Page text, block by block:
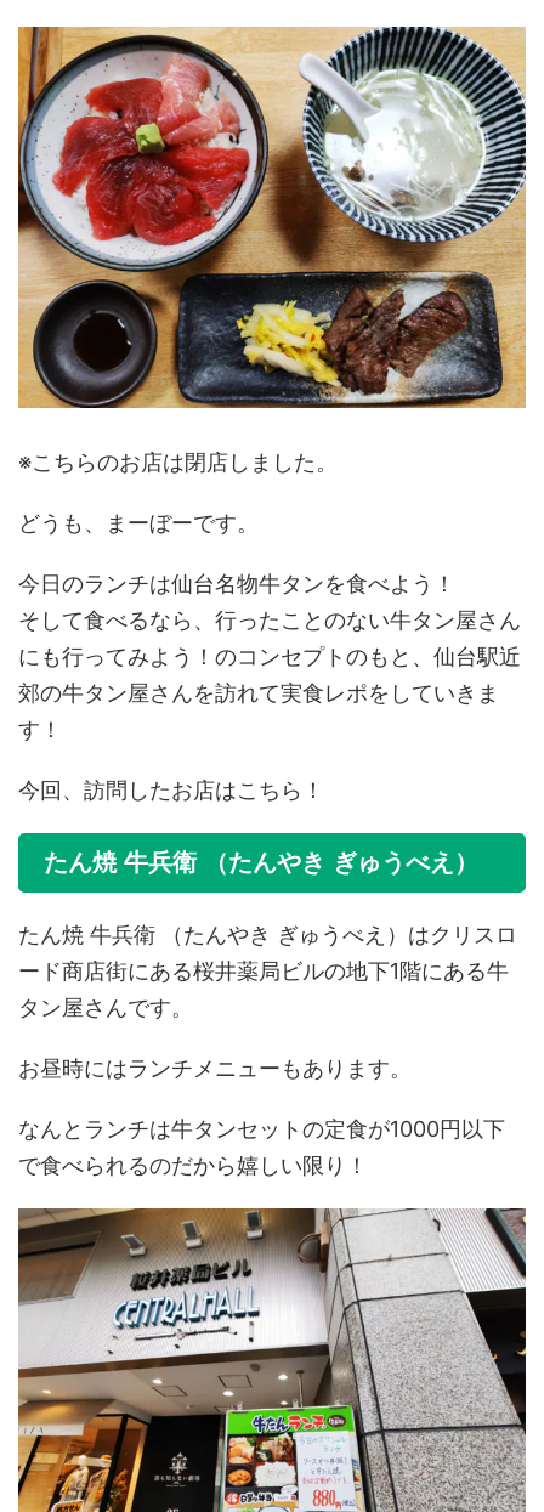
※こちらのお店は閉店しました。
どうも、まーぼーです。
今日のランチは仙台名物牛タンを食べよう！
そして食べるなら、行ったことのない牛タン屋さん
にも行ってみよう！のコンセプトのもと、仙台駅近
郊の牛タン屋さんを訪れて実食レポをしていきま
す！
今回、訪問したお店はこちら！
たん焼 牛兵衛 （たんやき ぎゅうべえ）
たん焼 牛兵衛 （たんやき ぎゅうべえ）はクリスロ
ード商店街にある桜井薬局ビルの地下1階にある牛
タン屋さんです。
お昼時にはランチメニューもあります。
なんとランチは牛タンセットの定食が1000円以下
で食べられるのだから嬉しい限り！